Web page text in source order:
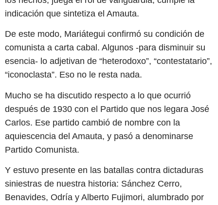
indicación que sintetiza el Amauta.
De este modo, Mariátegui confirmó su condición de
comunista a carta cabal. Algunos -para disminuir su
esencia- lo adjetivan de “heterodoxo”, “contestatario”,
“iconoclasta”. Eso no le resta nada.
Mucho se ha discutido respecto a lo que ocurrió
después de 1930 con el Partido que nos legara José
Carlos. Ese partido cambió de nombre con la
aquiescencia del Amauta, y pasó a denominarse
Partido Comunista.
Y estuvo presente en las batallas contra dictaduras
siniestras de nuestra historia: Sánchez Cerro,
Benavides, Odría y Alberto Fujimori, alumbrado por